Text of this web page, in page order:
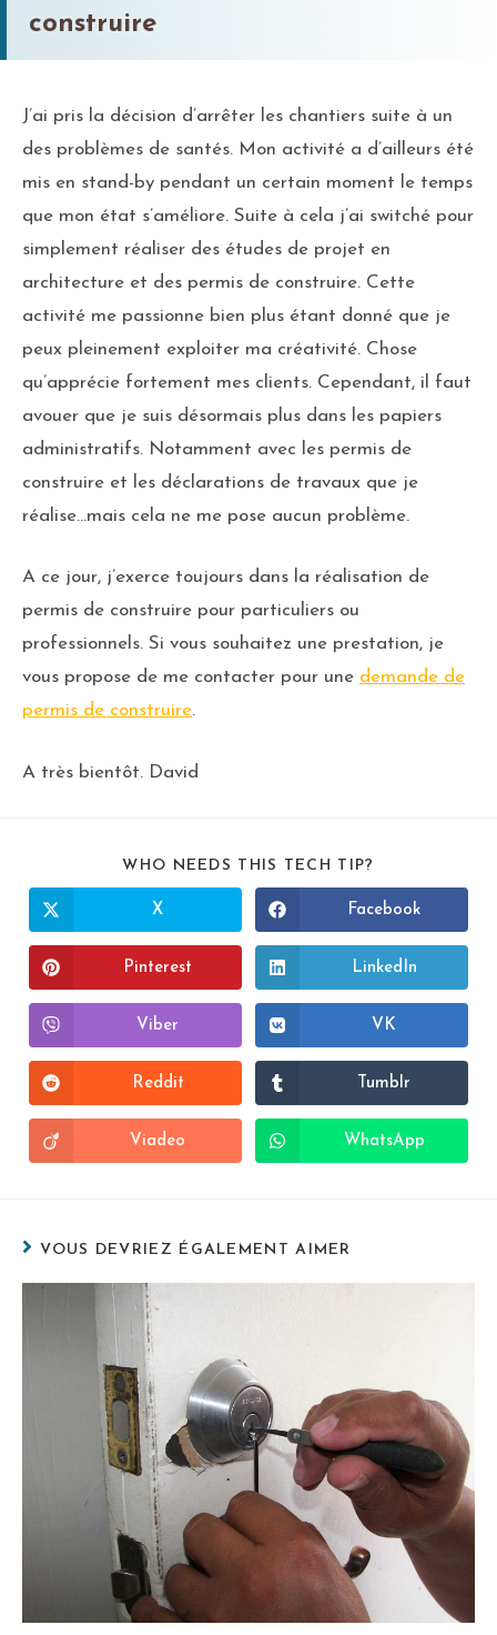
construire
J’ai pris la décision d’arrêter les chantiers suite à un
des problèmes de santés. Mon activité a d’ailleurs été
mis en stand-by pendant un certain moment le temps
que mon état s’améliore. Suite à cela j’ai switché pour
simplement réaliser des études de projet en
architecture et des permis de construire. Cette
activité me passionne bien plus étant donné que je
peux pleinement exploiter ma créativité. Chose
qu’apprécie fortement mes clients. Cependant, il faut
avouer que je suis désormais plus dans les papiers
administratifs. Notamment avec les permis de
construire et les déclarations de travaux que je
réalise…mais cela ne me pose aucun problème.
A ce jour, j’exerce toujours dans la réalisation de
permis de construire pour particuliers ou
professionnels. Si vous souhaitez une prestation, je
vous propose de me contacter pour une demande de
permis de construire.
A très bientôt. David
WHO NEEDS THIS TECH TIP?
X Facebook
Pinterest LinkedIn
Viber VK
Reddit Tumblr
Viadeo WhatsApp
VOUS DEVRIEZ ÉGALEMENT AIMER